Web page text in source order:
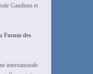
Gaudium et
Forum des
internationale